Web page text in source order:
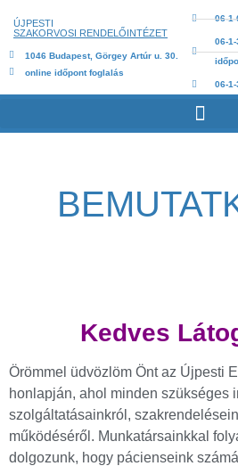
ÚJPESTI
SZAKORVOSI RENDELŐINTÉZET
1046 Budapest, Görgey Artúr u. 30.
online időpont foglalás
06-
06-
06-
Kedves
Örömmel üdvözlöm Önt az Újpesti
honlapján, ahol minden szükséges
szolgáltatásainkról,
működéséről. Munkatársainkkal
dolgozunk, hogy pácienseink